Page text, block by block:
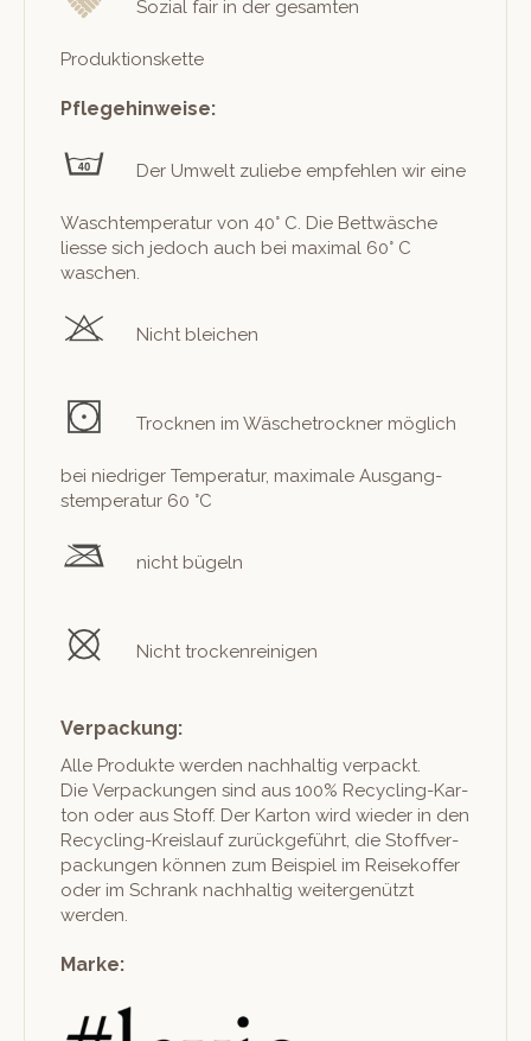
Sozial fair in der gesamten
Produktionskette
Pflegehinweise:
Der Umwelt zuliebe empfehlen wir eine
Waschtem­per­atur von 40° C. Die Bet­twäsche
liesse sich jedoch auch bei max­i­mal 60° C
waschen.
Nicht bleichen
Trock­nen im Wäschetrock­n­er möglich
bei niedriger Tem­per­atur, max­i­male Aus­gang­
stem­per­atur 60 °C
nicht bügeln
Nicht trockenreinigen
Verpackung:
Alle Pro­duk­te wer­den nach­haltig ver­packt.
Die Ver­pack­un­gen sind aus 100% Recy­cling-Kar­
ton oder aus Stoff. Der Kar­ton wird wieder in den
Recy­cling-Kreis­lauf zurück­ge­führt, die Stof­fver­
pack­un­gen kön­nen zum Beispiel im Reisekof­fer
oder im Schrank nach­haltig weit­er­genützt
werden.
Marke: